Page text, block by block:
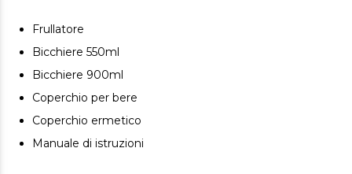
Frullatore
Bicchiere 550ml
Bicchiere 900ml
Coperchio per bere
Coperchio ermetico
Manuale di istruzioni